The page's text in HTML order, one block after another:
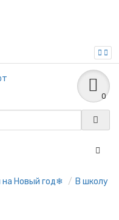
0
на Новый год❄
В школу